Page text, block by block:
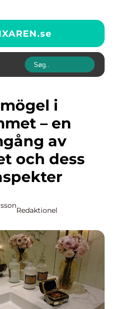
se
– en
av
och dess
Redaktionel